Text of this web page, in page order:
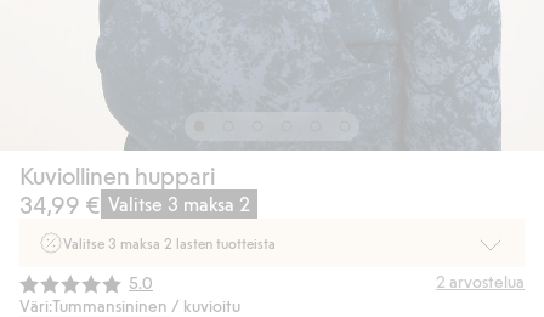
Kuviollinen huppari
34,99 € Valitse 3 maksa 2
Valitse 3 maksa 2 lasten tuotteista
Ei Newbie. Ostaessasi 2 tuotetta tai enemmän. Voimassa 3-16.8. asti
myymälässä ja verkossa. Ei voi yhdistää muihin alennuksiin tai tarjouksiin.
Keskimääräinen luokitus:
5.0 2 arvostelua
Väri:Tummansininen / kuvioitu